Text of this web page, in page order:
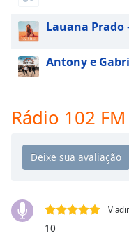
close
Background
Color
Lauana Prado
Antony e
Rádio 102
10